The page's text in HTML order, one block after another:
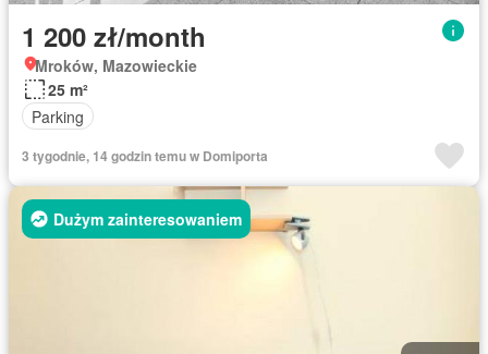
1 200 zł/month
Mroków, Mazowieckie
25 m²
Parking
3 tygodnie, 14 godzin temu w Domiporta
Dużym zainteresowaniem